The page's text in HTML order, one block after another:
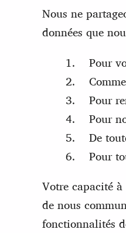
Nous ne
données que
1. Pour
2. Comme
3. Pour
4. Pour
5. De
6. Pour
Votre capacité
de nous
fonctionnalités